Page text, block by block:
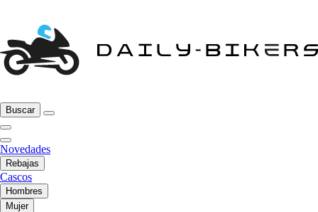
Buscar
Novedades
Rebajas
Cascos
Hombres
Mujer